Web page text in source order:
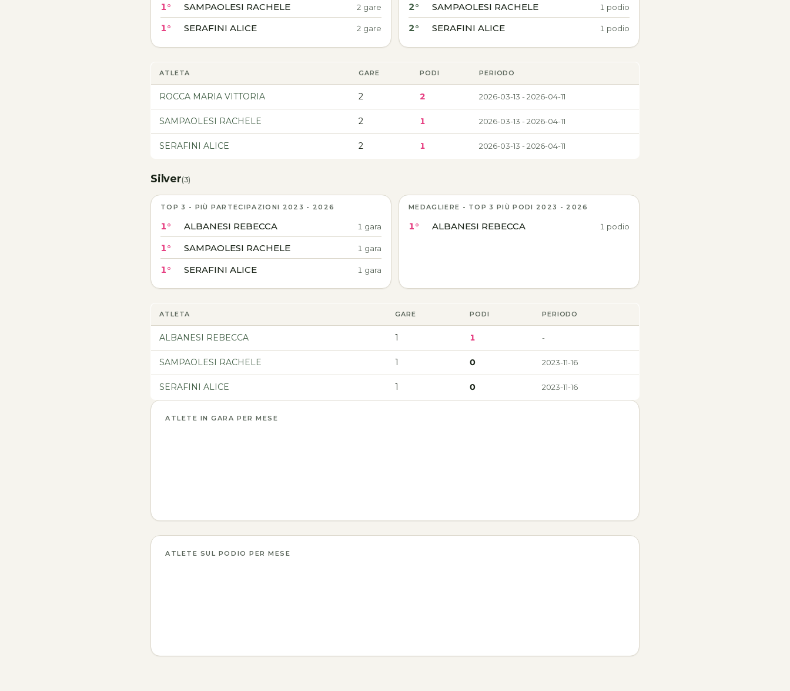
1° SAMPAOLESI RACHELE 2 gare
1° SERAFINI ALICE 2 gare
2° SAMPAOLESI RACHELE 1 podio
2° SERAFINI ALICE 1 podio
ATLETA GARE PODI PERIODO
ROCCA MARIA VITTORIA 2 2 2026-03-13 - 2026-04-11
SAMPAOLESI RACHELE 2 1 2026-03-13 - 2026-04-11
SERAFINI ALICE 2 1 2026-03-13 - 2026-04-11
Silver(3)
TOP 3 - PIÙ PARTECIPAZIONI 2023 - 2026
1° ALBANESI REBECCA 1 gara
1° SAMPAOLESI RACHELE 1 gara
1° SERAFINI ALICE 1 gara
MEDAGLIERE - TOP 3 PIÙ PODI 2023 - 2026
1° ALBANESI REBECCA 1 podio
ATLETA GARE PODI PERIODO
ALBANESI REBECCA 1 1 -
SAMPAOLESI RACHELE 1 0 2023-11-16
SERAFINI ALICE 1 0 2023-11-16
ATLETE IN GARA PER MESE
ATLETE SUL PODIO PER MESE